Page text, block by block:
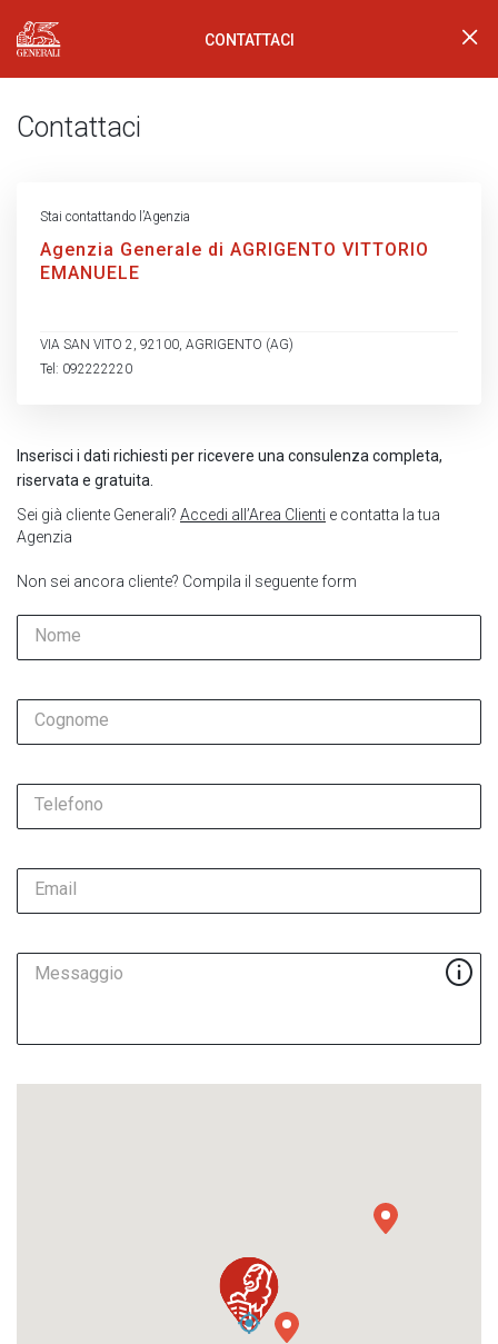
Generali Logo CONTATTACI
Contattaci
Inserisci i dati richiesti per ricevere una consulenza completa,
riservata e gratuita.
Sei già cliente Generali? Accedi all’Area Clienti e contatta la tua
Agenzia
Non sei ancora cliente? Compila il seguente form
Nome
Cognome
Telefono
Email
Messaggio
Stai contattando l’Agenzia
Agenzia Generale di AGRIGENTO VITTORIO
EMANUELE
VIA SAN VITO 2, 92100, AGRIGENTO (AG)
Tel: 092222220